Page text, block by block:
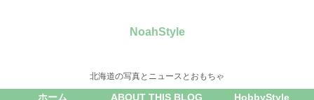
NoahStyle
北海道の写真とニュースとおもちゃ
ホーム ABOUT THIS BLOG HobbyStyle